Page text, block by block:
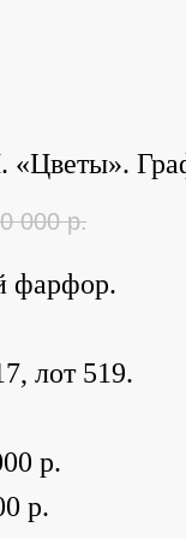
000 р.
фарфор.
лот 519.
р.
р.